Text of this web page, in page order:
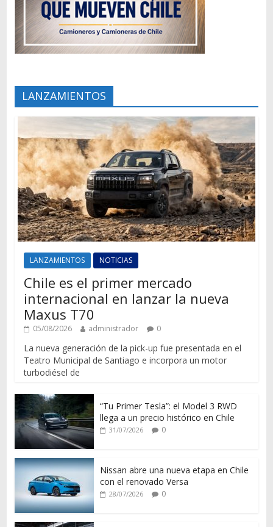
LANZAMIENTOS
LANZAMIENTOS NOTICIAS
Chile es el primer mercado
internacional en lanzar la nueva
Maxus T70
05/08/2026 administrador 0
La nueva generación de la pick-up fue presentada en el
Teatro Municipal de Santiago e incorpora un motor
turbodiésel de
“Tu Primer Tesla”: el Model 3 RWD
llega a un precio histórico en Chile
31/07/2026 0
Nissan abre una nueva etapa en Chile
con el renovado Versa
28/07/2026 0